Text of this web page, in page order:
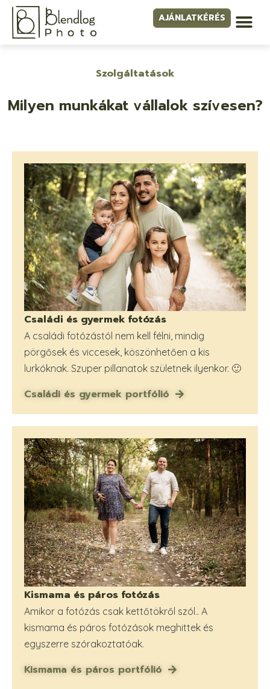
AJÁNLATKÉRÉS
Szolgáltatások
Milyen munkákat vállalok szívesen?
Családi és gyermek fotózás
A családi fotózástól nem kell félni, mindig
pörgősek és viccesek, köszönhetően a kis
lurkóknak. Szuper pillanatok születnek ilyenkor. 🙂
Családi és gyermek portfólió
Kismama és páros fotózás
Amikor a fotózás csak kettőtökről szól.. A
kismama és páros fotózások meghittek és
egyszerre szórakoztatóak.
Kismama és páros portfólió